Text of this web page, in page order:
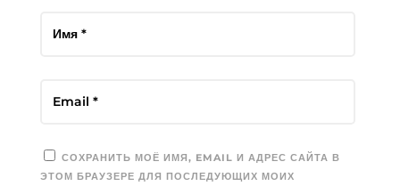
СОХРАНИТЬ МОЁ ИМЯ, EMAIL И АДРЕС САЙТА В
ЭТОМ БРАУЗЕРЕ ДЛЯ ПОСЛЕДУЮЩИХ МОИХ